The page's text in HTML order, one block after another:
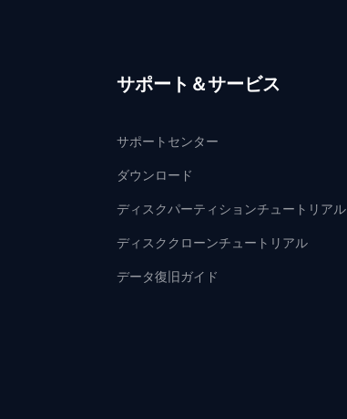
サポート＆サービス
サポートセンター
ダウンロード
ディスクパーティションチュートリアル
ディスククローンチュートリアル
データ復旧ガイド